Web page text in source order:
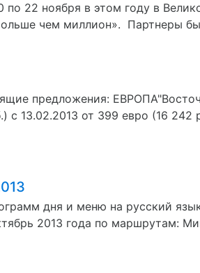
22 ноября в этом году в
чем миллион». Партнеры
предложения:
13.02.2013 от 399 евро (16 242
дня и меню на русский
2013 года по маршрутам: